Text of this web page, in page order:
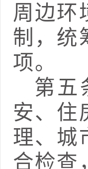
周边环
制，统
项。
第
安、住
理、城
合检查